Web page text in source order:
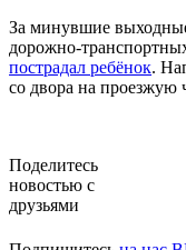
За минувшие
дорожно-
пострадал ребёнок.
со двора на проезжую
Поделитесь
новостью с
друзьями